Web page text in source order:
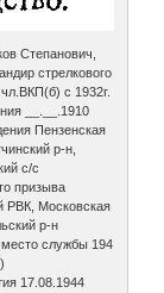
Степанович,
стрелкового
с 1932г.
__.__.1910
Пензенская
р-н,
с/с
призыва
РВК, Московская
р-н
службы 194
17.08.1944